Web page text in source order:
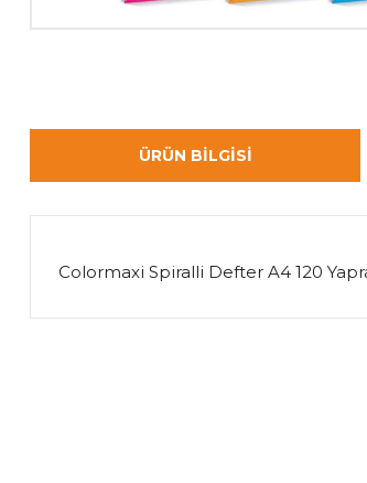
ÜRÜN BILGISI
Colormaxi Spiralli Defter A4 120